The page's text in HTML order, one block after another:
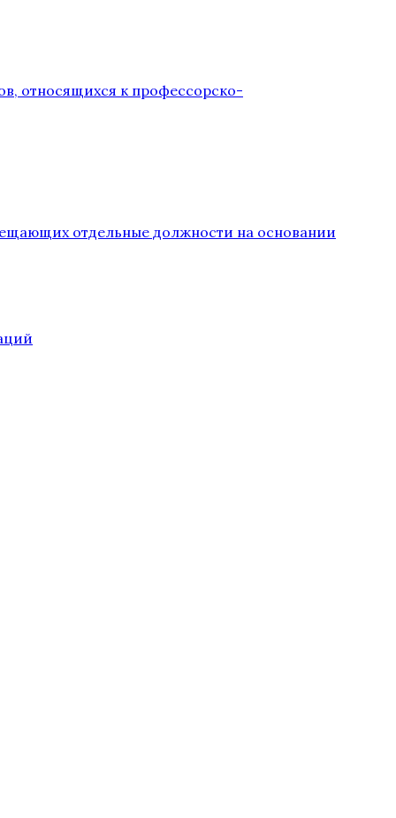
относящихся к профессорско-
отдельные должности на основании